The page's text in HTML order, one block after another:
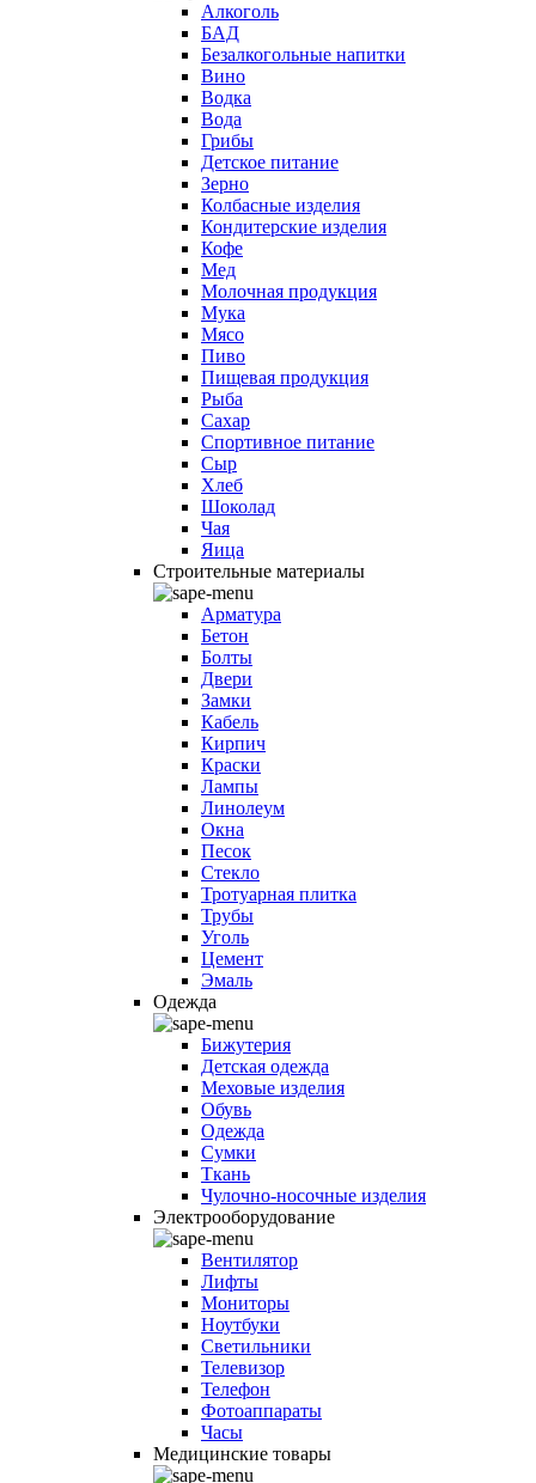
Алкоголь
БАД
Безалкогольные напитки
Вино
Водка
Вода
Грибы
Детское питание
Зерно
Колбасные изделия
Кондитерские изделия
Кофе
Мед
Молочная продукция
Мука
Мясо
Пиво
Пищевая продукция
Рыба
Сахар
Спортивное питание
Сыр
Хлеб
Шоколад
Чая
Яица
Строительные материалы
Арматура
Бетон
Болты
Двери
Замки
Кабель
Кирпич
Краски
Лампы
Линолеум
Окна
Песок
Стекло
Тротуарная плитка
Трубы
Уголь
Цемент
Эмаль
Одежда
Бижутерия
Детская одежда
Меховые изделия
Обувь
Одежда
Сумки
Ткань
Чулочно-носочные изделия
Электрооборудование
Вентилятор
Лифты
Мониторы
Ноутбуки
Светильники
Телевизор
Телефон
Фотоаппараты
Часы
Медицинские товары